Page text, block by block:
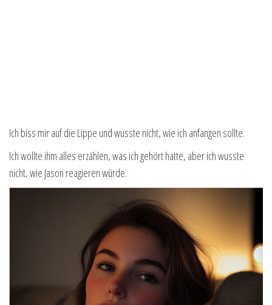
Ich biss mir auf die Lippe und wusste nicht, wie ich anfangen sollte.
Ich wollte ihm alles erzählen, was ich gehört hatte, aber ich wusste
nicht, wie Jason reagieren würde.